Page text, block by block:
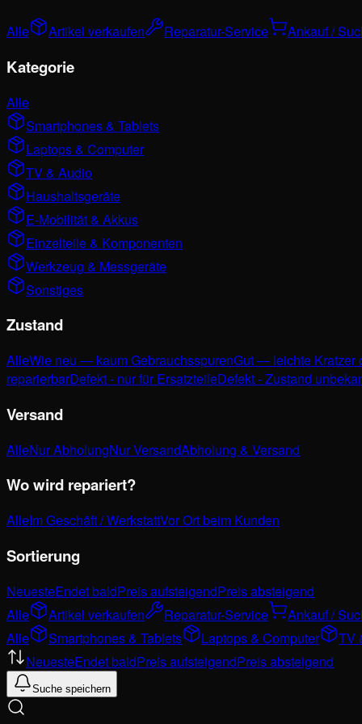
Alle Artikel verkaufen Reparatur-Service Ankauf /
Kategorie
Alle
Smartphones & Tablets
Laptops & Computer
TV & Audio
Haushaltsgeräte
E-Mobilität & Akkus
Einzelteile & Komponenten
Werkzeug & Messgeräte
Sonstiges
Zustand
AlleWie neu — kaum GebrauchsspurenGut — leichte Kratzer
reparierbarDefekt - nur für ErsatzteileDefekt - Zustand
Versand
AlleNur AbholungNur VersandAbholung & Versand
Wo wird repariert?
AlleIm Geschäft / WerkstattVor Ort beim Kunden
Sortierung
NeuesteEndet baldPreis aufsteigendPreis absteigend
Alle
Artikel verkaufen Reparatur-Service
Ankauf /
Alle
Smartphones & Tablets Laptops & Computer
TV
NeuesteEndet baldPreis aufsteigendPreis absteigend
Suche speichern